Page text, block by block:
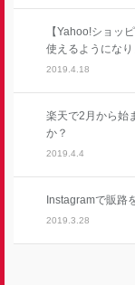
【Yahoo!ショッ
使えるようになり
2019.4.18
楽天で2月から始
か？
2019.4.4
Instagramで販路
2019.3.28